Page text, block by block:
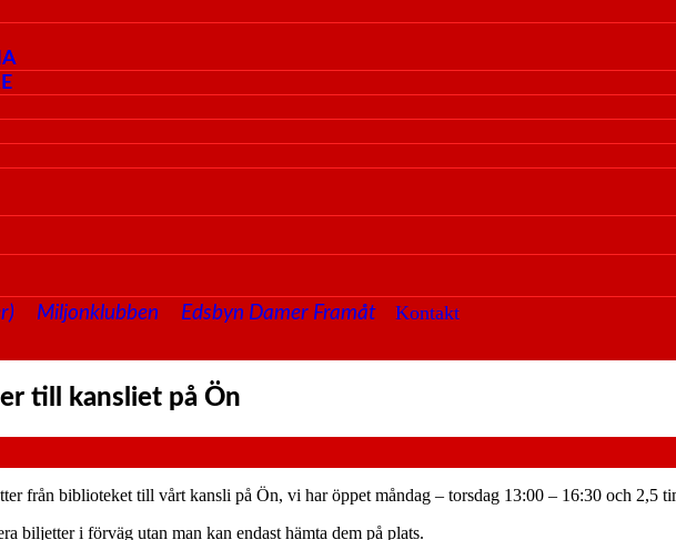
Miljonklubben Edsbyn Damer Framåt Kontakt
till kansliet på Ön
från biblioteket till vårt kansli på Ön, vi har öppet måndag – torsdag 13:00 – 16:30 och 2,5
biljetter i förväg utan man kan endast hämta dem på plats.